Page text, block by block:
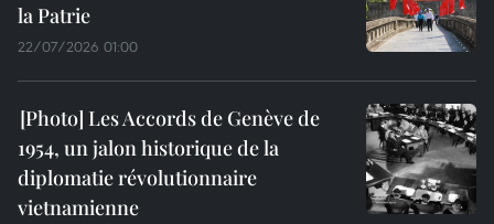
la Patrie
22/07/2026 01:00
Les Accords de Genève de
1954, un jalon historique de la
diplomatie révolutionnaire
vietnamienne